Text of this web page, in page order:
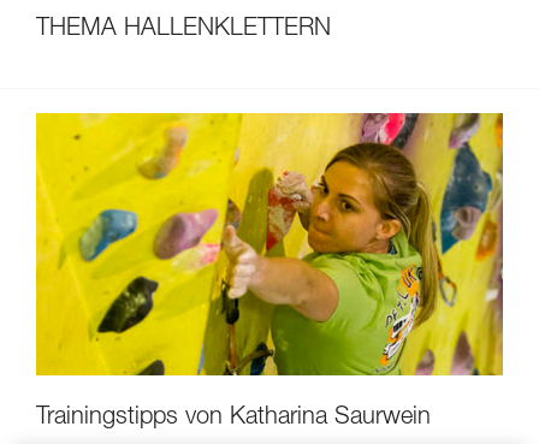
THEMA HALLENKLETTERN
Trainingstipps von Katharina Saurwein